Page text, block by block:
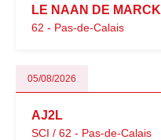
LE NAAN DE MARCK
62 - Pas-de-Calais
05/08/2026
AJ2L
SCI / 62 - Pas-de-Calais